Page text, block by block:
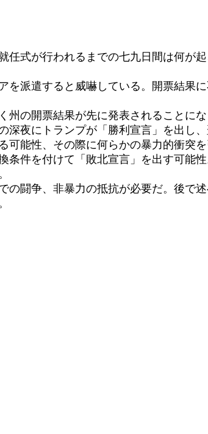
式が行われるまでの七九日間は何が
派遣すると威嚇している。開票結果
の開票結果が先に発表されることに
夜にトランプが「勝利宣言」を出し
能性、その際に何らかの暴力的衝突
件を付けて「敗北宣言」を出す可能
闘争、非暴力の抵抗が必要だ。後で